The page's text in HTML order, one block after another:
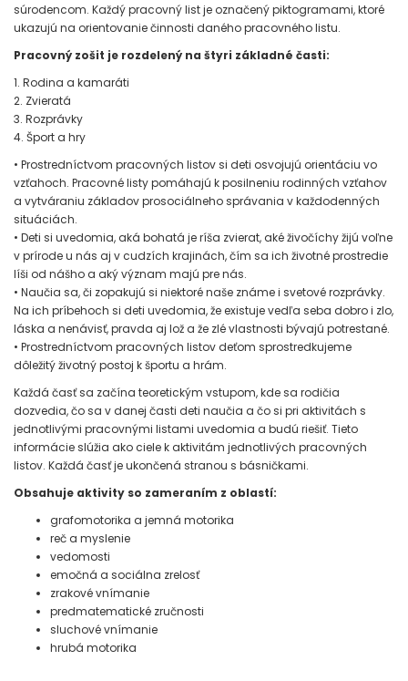
súrodencom. Každý pracovný list je označený piktogramami, ktoré
ukazujú na orientovanie činnosti daného pracovného listu.
Pracovný zošit je rozdelený na štyri základné časti:
1. Rodina a kamaráti
2. Zvieratá
3. Rozprávky
4. Šport a hry
• Prostredníctvom pracovných listov si deti osvojujú orientáciu vo
vzťahoch. Pracovné listy pomáhajú k posilneniu rodinných vzťahov
a vytváraniu základov prosociálneho správania v každodenných
situáciách.
• Deti si uvedomia, aká bohatá je ríša zvierat, aké živočíchy žijú voľne
v prírode u nás aj v cudzích krajinách, čím sa ich životné prostredie
líši od nášho a aký význam majú pre nás.
• Naučia sa, či zopakujú si niektoré naše známe i svetové rozprávky.
Na ich príbehoch si deti uvedomia, že existuje vedľa seba dobro i zlo,
láska a nenávisť, pravda aj lož a že zlé vlastnosti bývajú potrestané.
• Prostredníctvom pracovných listov deťom sprostredkujeme
dôležitý životný postoj k športu a hrám.
Každá časť sa začína teoretickým vstupom, kde sa rodičia
dozvedia, čo sa v danej časti deti naučia a čo si pri aktivitách s
jednotlivými pracovnými listami uvedomia a budú riešiť. Tieto
informácie slúžia ako ciele k aktivitám jednotlivých pracovných
listov. Každá časť je ukončená stranou s básničkami.
Obsahuje aktivity so zameraním z oblastí:
grafomotorika a jemná motorika
reč a myslenie
vedomosti
emočná a sociálna zrelosť
zrakové vnímanie
predmatematické zručnosti
sluchové vnímanie
hrubá motorika